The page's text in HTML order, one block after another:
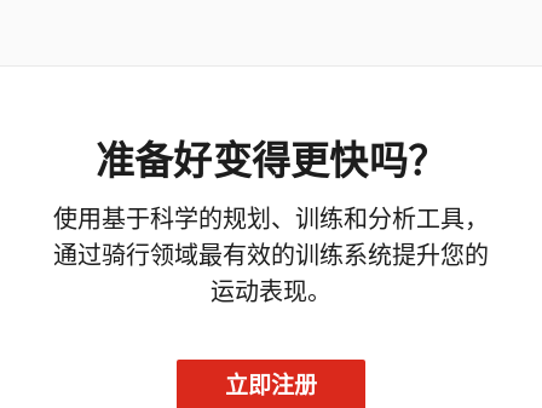
准备好变得更快吗？
使用基于科学的规划、训练和分析工具，
通过骑行领域最有效的训练系统提升您的
运动表现。
立即注册